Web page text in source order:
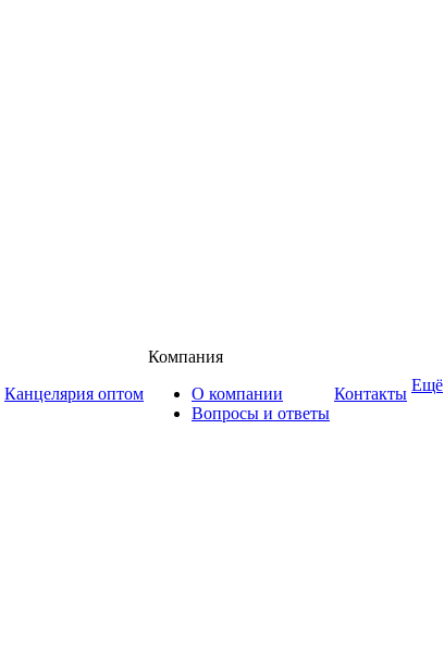
Канцелярия оптом
Компания
О компании
Вопросы и ответы
Контакты Ещё